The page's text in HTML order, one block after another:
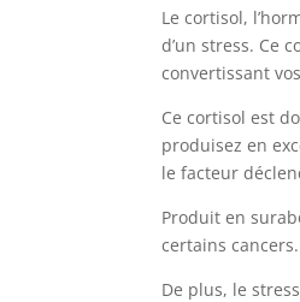
Le cortisol,
d’un stress. Ce
convertissant
Ce cortisol est
produisez en
le facteur
Produit en
certains cancers.
De plus, le